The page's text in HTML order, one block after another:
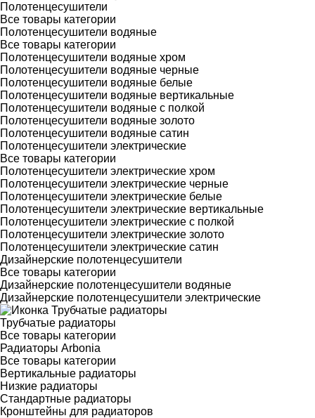
Полотенцесушители
Все товары категории
Полотенцесушители водяные
Все товары категории
Полотенцесушители водяные хром
Полотенцесушители водяные черные
Полотенцесушители водяные белые
Полотенцесушители водяные вертикальные
Полотенцесушители водяные с полкой
Полотенцесушители водяные золото
Полотенцесушители водяные сатин
Полотенцесушители электрические
Все товары категории
Полотенцесушители электрические хром
Полотенцесушители электрические черные
Полотенцесушители электрические белые
Полотенцесушители электрические вертикальные
Полотенцесушители электрические с полкой
Полотенцесушители электрические золото
Полотенцесушители электрические сатин
Дизайнерские полотенцесушители
Все товары категории
Дизайнерские полотенцесушители водяные
Дизайнерские полотенцесушители электрические
Трубчатые радиаторы
Все товары категории
Радиаторы Arbonia
Все товары категории
Вертикальные радиаторы
Низкие радиаторы
Стандартные радиаторы
Кронштейны для радиаторов